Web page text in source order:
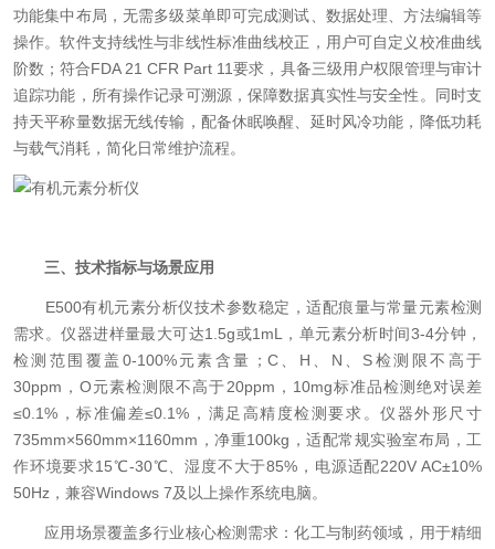
功能集中布局，无需多级菜单即可完成测试、数据处理、方法编辑等
操作。软件支持线性与非线性标准曲线校正，用户可自定义校准曲线
阶数；符合FDA 21 CFR Part 11要求，具备三级用户权限管理与审计
追踪功能，所有操作记录可溯源，保障数据真实性与安全性。同时支
持天平称量数据无线传输，配备休眠唤醒、延时风冷功能，降低功耗
与载气消耗，简化日常维护流程。
三、技术指标与场景应用
E500有机元素分析仪技术参数稳定，适配痕量与常量元素检测
需求。仪器进样量最大可达1.5g或1mL，单元素分析时间3-4分钟，
检测范围覆盖0-100%元素含量；C、H、N、S检测限不高于
30ppm，O元素检测限不高于20ppm，10mg标准品检测绝对误差
≤0.1%，标准偏差≤0.1%，满足高精度检测要求。仪器外形尺寸
735mm×560mm×1160mm，净重100kg，适配常规实验室布局，工
作环境要求15℃-30℃、湿度不大于85%，电源适配220V AC±10%
50Hz，兼容Windows 7及以上操作系统电脑。
应用场景覆盖多行业核心检测需求：化工与制药领域，用于精细